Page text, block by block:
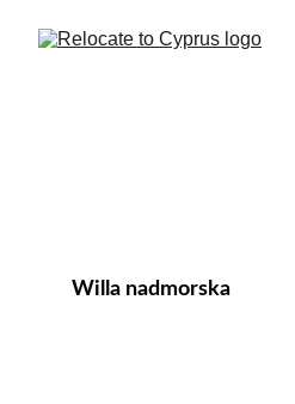
Willa nadmorska